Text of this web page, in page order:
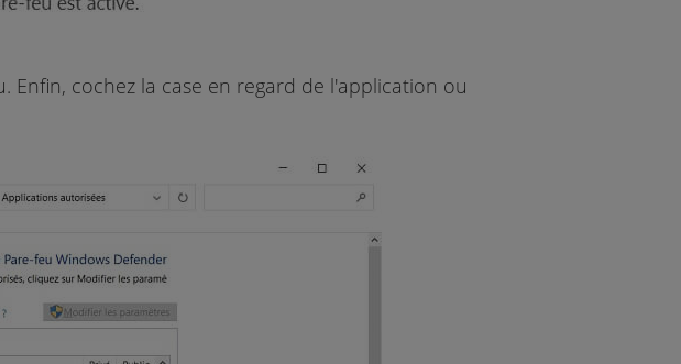
Enfin, cochez la case en regard de l'application ou